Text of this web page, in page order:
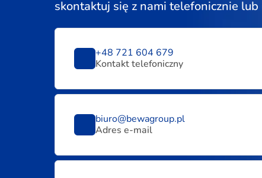
skontaktuj się z nami telefonicznie
+48 721 604 679
Kontakt telefoniczny
biuro@bewagroup.pl
Adres e-mail